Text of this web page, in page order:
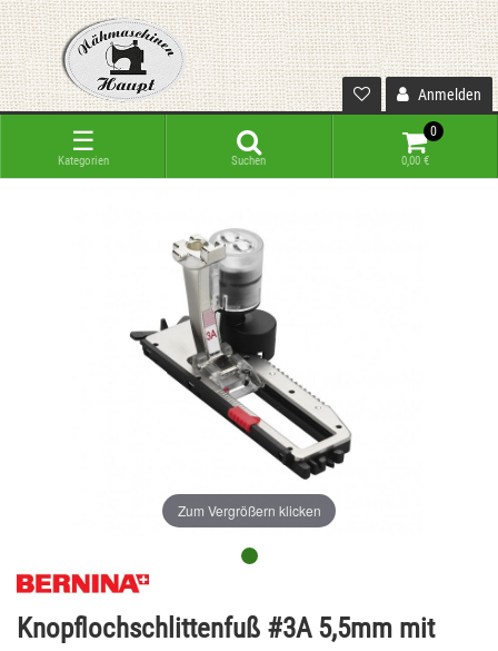
Anmelden
☰
Kategorien Suchen
0
0,00 €
Zum Vergrößern klicken
Knopflochschlittenfuß #3A 5,5mm mit